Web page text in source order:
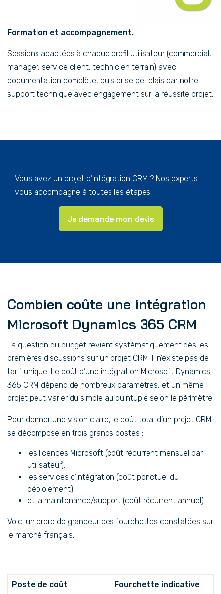
Formation et accompagnement.
Sessions adaptées à chaque profil utilisateur (commercial,
manager, service client, technicien terrain) avec
documentation complète, puis prise de relais par notre
support technique avec engagement sur la réussite projet.
Vous avez un projet d’intégration CRM ? Nos experts
vous accompagne à toutes les étapes
Je demande mon devis
Combien coûte une intégration
Microsoft Dynamics 365 CRM
La question du budget revient systématiquement dès les
premières discussions sur un projet CRM. Il n’existe pas de
tarif unique. Le coût d’une intégration Microsoft Dynamics
365 CRM dépend de nombreux paramètres, et un même
projet peut varier du simple au quintuple selon le périmètre.
Pour donner une vision claire, le coût total d’un projet CRM
se décompose en trois grands postes :
les licences Microsoft (coût récurrent mensuel par
utilisateur),
les services d’intégration (coût ponctuel du
déploiement)
et la maintenance/support (coût récurrent annuel).
Voici un ordre de grandeur des fourchettes constatées sur
le marché français.
Poste de coût Fourchette indicative